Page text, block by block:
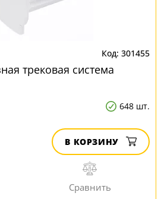
301455
трековая система
648 шт.
В КОРЗИНУ